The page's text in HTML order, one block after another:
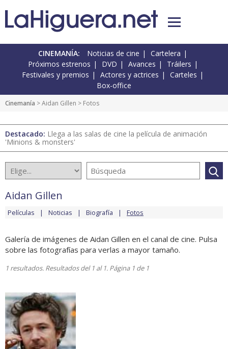
CINEMANÍA: Noticias de cine
Cartelera
Próximos estrenos
DVD Avances
Tráilers
Festivales y premios
Actores y actrices
Carteles
Box-office
Cinemanía >Aidan Gillen > Fotos
Destacado: Llega a las salas de cine la película de animación
'Minions & monsters'
Aidan Gillen
Películas Noticias Biografía Fotos
Galería de imágenes de Aidan Gillen en el canal de cine. Pulsa
sobre las fotografías para verlas a mayor tamaño.
1 resultados. Resultados del 1 al 1. Página 1 de 1